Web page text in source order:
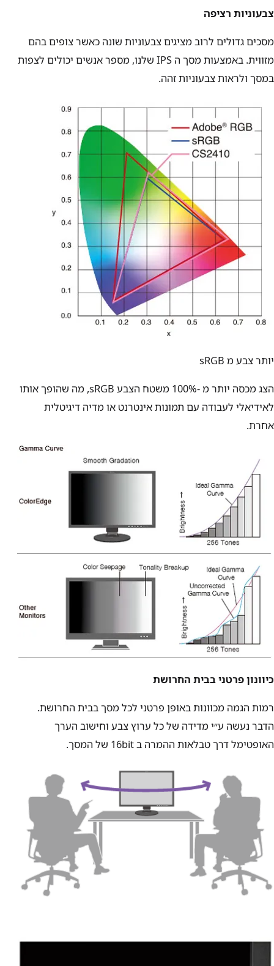
צבעוניות רציפה
מסכים גדולים לרוב מציגים צבעוניות שונה כאשר צופים בהם
מזווית. באמצעות מסך ה IPS שלנו, מספר אנשים יכולים לצפות
במסך ולראות צבעוניות זהה.
יותר צבע מ sRGB
הצג מכסה יותר מ -100% משטח הצבע sRGB, מה שהופך אותו
לאידיאלי לעבודה עם תמונות אינטרנט או מדיה דיגיטלית
אחרת.
כיוונון פרטני בבית החרושת
רמות הגמה מכוונות באופן פרטני לכל מסך בבית החרושת.
הדבר נעשה ע״י מדידה של כל ערוץ צבע וחישוב הערך
האופטימל דרך טבלאות ההמרה ב 16bit של המסך.